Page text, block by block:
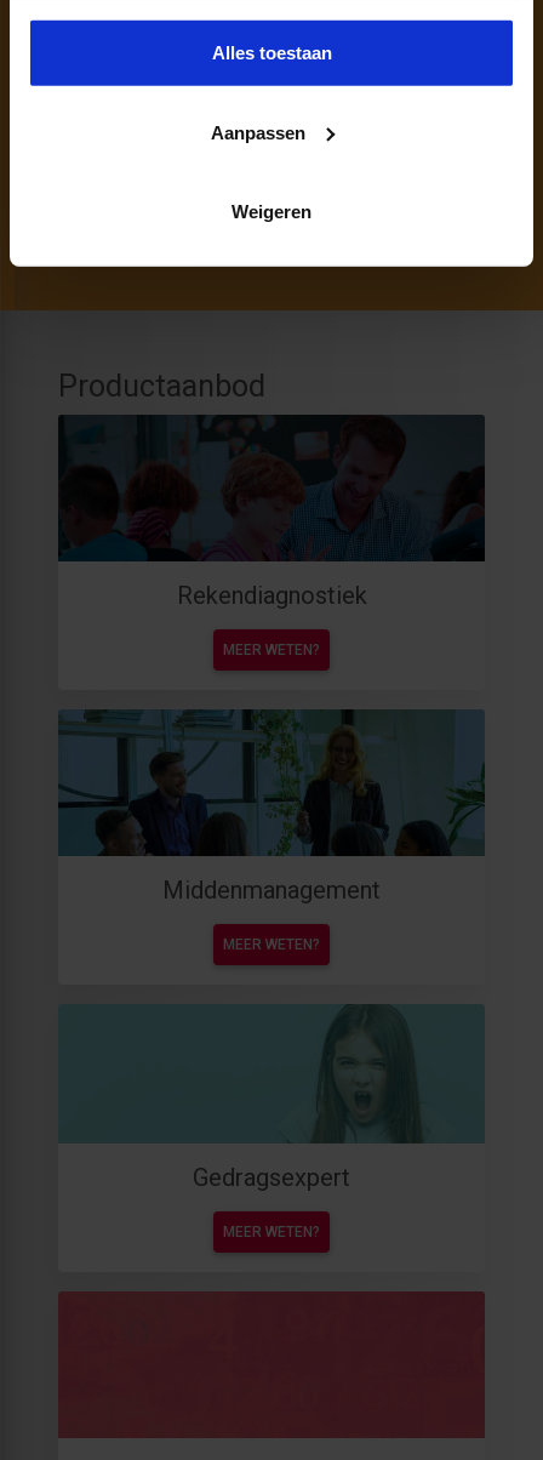
Alles toestaan
Aanpassen
Weigeren
Persoonlijk opleidingsadvies nodig?
Neem vrijblijvend contact op met mij.
Productaanbod
Rekendiagnostiek
MEER WETEN?
Middenmanagement
MEER WETEN?
Gedragsexpert
MEER WETEN?